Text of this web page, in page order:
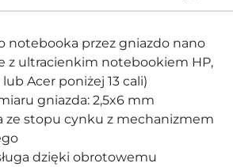
notebooka przez gniazdo nano
z ultracienkim notebookiem HP,
lub Acer poniżej 13 cali)
gniazda: 2,5x6 mm
ze stopu cynku z mechanizmem
dzięki obrotowemu